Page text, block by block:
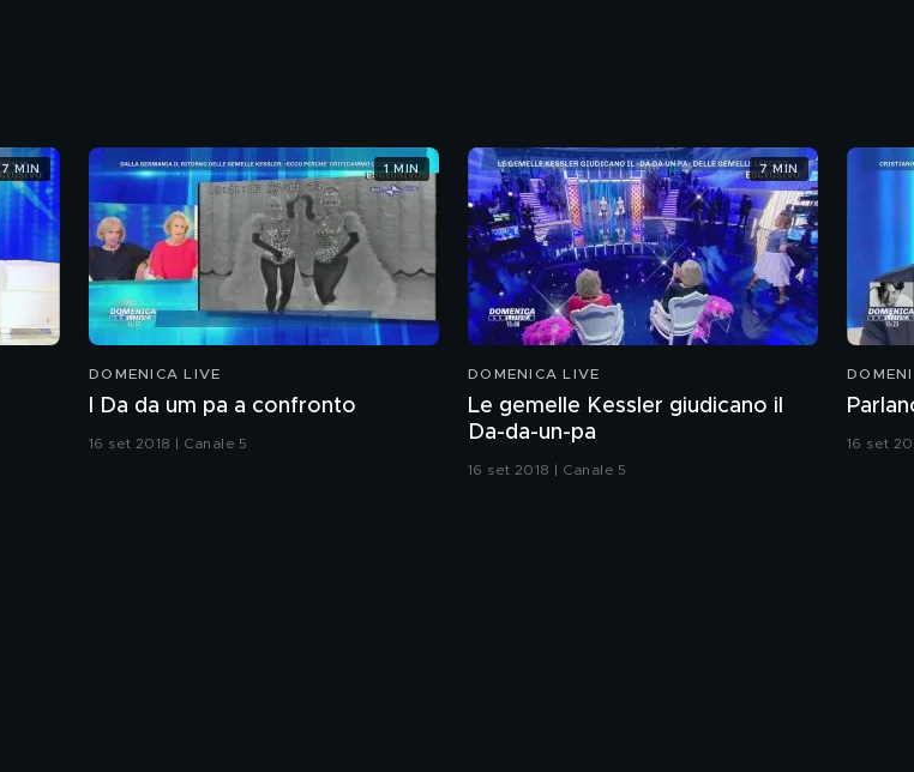
7 MIN
DOMENICA LIVE
I Da da um pa a confronto
16 set 2018 | Canale 5
1 MIN
DOMENICA LIVE
Le gemelle Kessler giudicano il
Da-da-un-pa
16 set 2018 | Canale 5
7 MIN
16 set